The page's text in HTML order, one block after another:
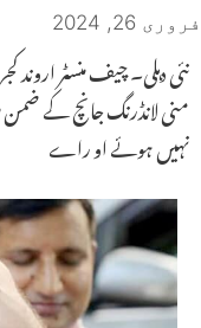
فروری 26, 2024
نئی دہلی۔ چیف منسٹر
منی لانڈرنگ جانچ کے
نہیں ہوئے او راے